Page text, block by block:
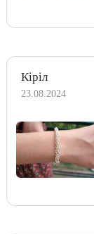
Кіріл
23.08.2024